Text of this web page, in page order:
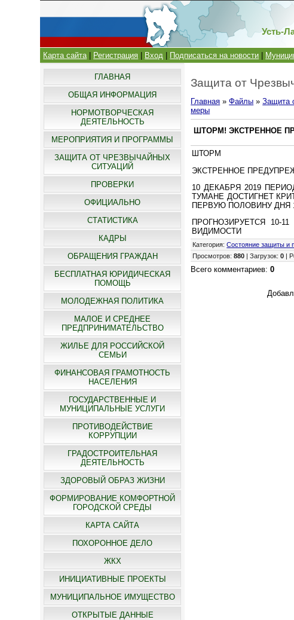
Усть-
Карта сайта| Регистрация Вход Подписаться на новости
ГЛАВНАЯ
ОБЩАЯ ИНФОРМАЦИЯ
НОРМОТВОРЧЕСКАЯ
ДЕЯТЕЛЬНОСТЬ
МЕРОПРИЯТИЯ И ПРОГРАММЫ
ЗАЩИТА ОТ ЧРЕЗВЫЧАЙНЫХ
СИТУАЦИЙ
ПРОВЕРКИ
ОФИЦИАЛЬНО
СТАТИСТИКА
КАДРЫ
ОБРАЩЕНИЯ ГРАЖДАН
БЕСПЛАТНАЯ ЮРИДИЧЕСКАЯ
ПОМОЩЬ
МОЛОДЕЖНАЯ ПОЛИТИКА
МАЛОЕ И СРЕДНЕЕ
ПРЕДПРИНИМАТЕЛЬСТВО
ЖИЛЬЕ ДЛЯ РОССИЙСКОЙ
СЕМЬИ
ФИНАНСОВАЯ ГРАМОТНОСТЬ
НАСЕЛЕНИЯ
ГОСУДАРСТВЕННЫЕ И
МУНИЦИПАЛЬНЫЕ УСЛУГИ
ПРОТИВОДЕЙСТВИЕ
КОРРУПЦИИ
ГРАДОСТРОИТЕЛЬНАЯ
ДЕЯТЕЛЬНОСТЬ
ЗДОРОВЫЙ ОБРАЗ ЖИЗНИ
ФОРМИРОВАНИЕ КОМФОРТНОЙ
ГОРОДСКОЙ СРЕДЫ
КАРТА САЙТА
ПОХОРОННОЕ ДЕЛО
ЖКХ
ИНИЦИАТИВНЫЕ ПРОЕКТЫ
МУНИЦИПАЛЬНОЕ ИМУЩЕСТВО
ОТКРЫТЫЕ ДАННЫЕ
Защита от
Главная »Файлы »Защита
меры
ШТОРМ! ЭКСТРЕННОЕ
ШТОРМ
ЭКСТРЕННОЕ
10 ДЕКАБРЯ 2019
ТУМАНЕ ДОСТИГНЕТ
ПЕРВУЮ ПОЛОВИНУ ДНЯ
ПРОГНОЗИРУЕТСЯ 10-
ВИДИМОСТИ
Категория:Состояние защиты и
Просмотров:880 |Загрузок:0
Всего комментариев:0